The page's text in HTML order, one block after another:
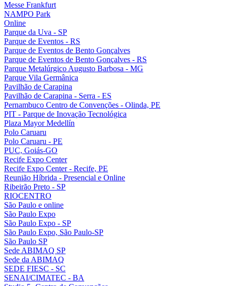
Messe Frankfurt
NAMPO Park
Online
Parque da Uva - SP
Parque de Eventos - RS
Parque de Eventos de Bento Gonçalves
Parque de Eventos de Bento Gonçalves - RS
Parque Metalúrgico Augusto Barbosa - MG
Parque Vila Germânica
Pavilhão de Carapina
Pavilhão de Carapina - Serra - ES
Pernambuco Centro de Convenções - Olinda, PE
PIT - Parque de Inovação Tecnológica
Plaza Mayor Medellín
Polo Caruaru
Polo Caruaru - PE
PUC, Goiás-GO
Recife Expo Center
Recife Expo Center - Recife, PE
Reunião Híbrida - Presencial e Online
Ribeirão Preto - SP
RIOCENTRO
São Paulo e online
São Paulo Expo
São Paulo Expo - SP
São Paulo Expo, São Paulo-SP
São Paulo SP
Sede ABIMAQ SP
Sede da ABIMAQ
SEDE FIESC - SC
SENAI/CIMATEC - BA